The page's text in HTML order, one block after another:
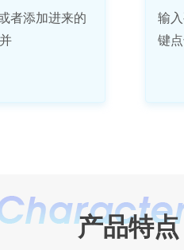
者添加进来的
输
键
产品特点